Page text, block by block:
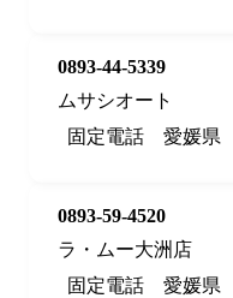
0893-44-5339
ムサシオート
固定電話
愛媛県
0893-59-4520
ラ・ムー大洲店
固定電話
愛媛県